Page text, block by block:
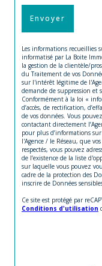
Envoyer
Les informations recueillies
informatisé par La Boite
la gestion de la clientèle/
du Traitement de vos
sur l'intérêt légitime de
demande de suppression et
Conformément à la loi «
d’accès, de rectification,
de vos données. Vous
contactant directement
pour plus d’informations
l'Agence / le Réseau, que
respectés, vous pouvez
de l’existence de la liste
sur laquelle vous pouvez
cadre de la protection des
inscrire de Données
Ce site est protégé par
Conditions d'utilisation